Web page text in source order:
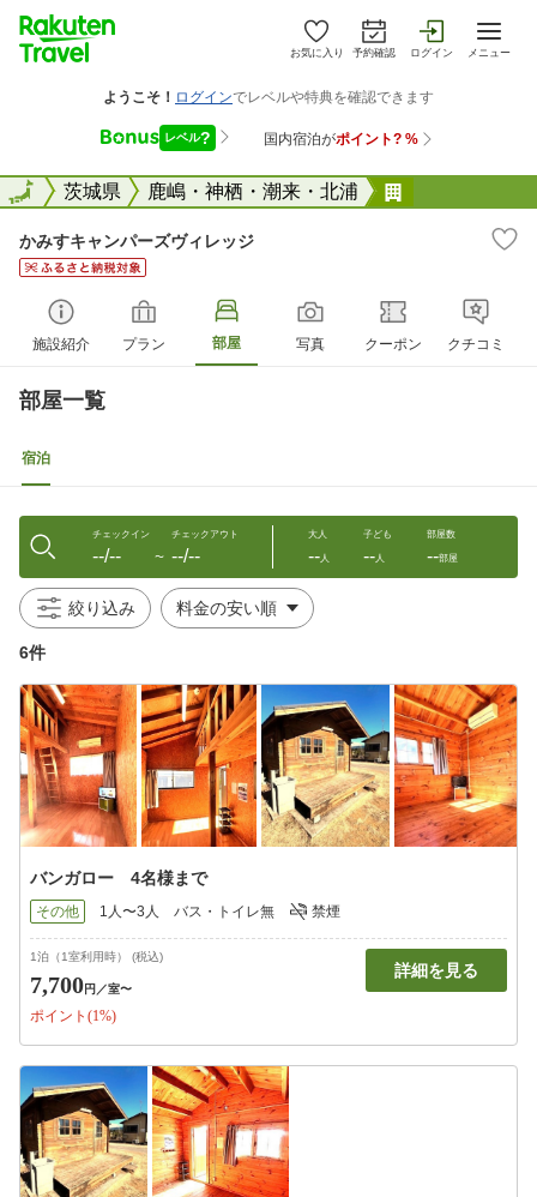
お気に入り 予約確認 ログイン メニュー
全国茨城県 鹿嶋・神栖・潮来・北浦
全国
かみすキャンパーズヴィレッジ
施設紹介 プラン 部屋 写真 クーポン クチコミ
部屋一覧
宿泊
チェックイン
--/-- 〜
チェックアウト
--/--
大人
--人
子ども
--人
部屋数
--部屋
絞り込み
6件
バンガロー 4名様まで
その他 1人〜3人 バス・トイレ無 禁煙
1泊（1室利用時） (税込)
7,700円 ／室〜
ポイント(1%)
詳細を見る